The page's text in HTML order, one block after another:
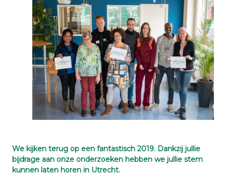
We kijken terug op een fantastisch 2019. Dankzij jullie
bijdrage aan onze onderzoeken hebben we jullie stem
kunnen laten horen in Utrecht.